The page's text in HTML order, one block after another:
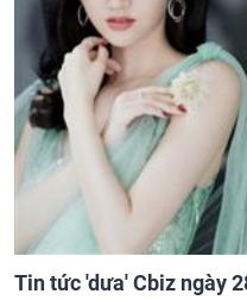
Tin tức 'dưa' Cbiz ngày